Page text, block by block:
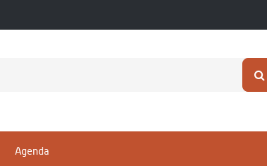
Agenda